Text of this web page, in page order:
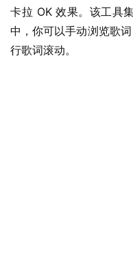
卡拉 OK 效果。该工具
中，你可以手动浏览歌
行歌词滚动。